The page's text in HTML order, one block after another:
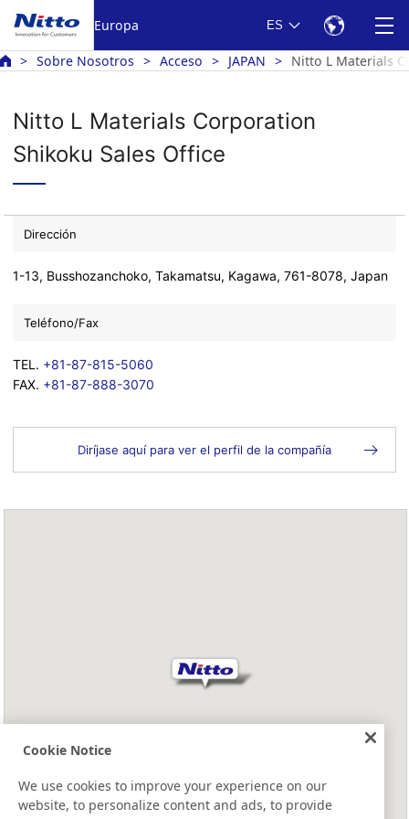
Europa ES
Sobre Nosotros Acceso JAPAN Nitto L Materials
Nitto L Materials Corporation
Shikoku Sales Office
Dirección
1-13, Busshozanchoko, Takamatsu, Kagawa, 761-8078, Japan
Teléfono/Fax
TEL. +81-87-815-5060
FAX. +81-87-888-3070
Diríjase aquí para ver el perfil de la compañía
Cookie Notice
We use cookies to improve your experience on our
website, to personalize content and ads, to provide